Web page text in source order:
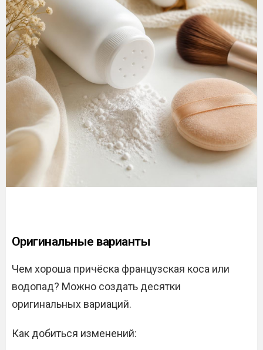
Оригинальные варианты
Чем хороша причёска французская коса или
водопад? Можно создать десятки
оригинальных вариаций.
Как добиться изменений: